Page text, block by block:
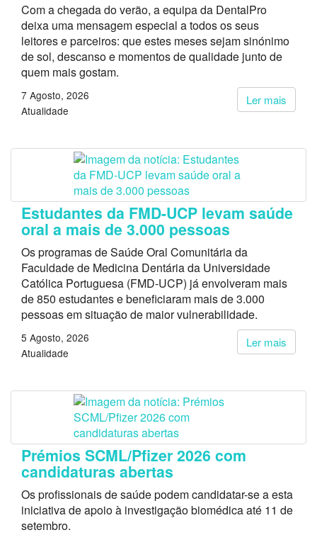
Com a chegada do verão, a equipa da DentalPro
deixa uma mensagem especial a todos os seus
leitores e parceiros: que estes meses sejam sinónimo
de sol, descanso e momentos de qualidade junto de
quem mais gostam.
Ler mais
7 Agosto, 2026
Atualidade
Estudantes da FMD-UCP levam saúde
oral a mais de 3.000 pessoas
Os programas de Saúde Oral Comunitária da
Faculdade de Medicina Dentária da Universidade
Católica Portuguesa (FMD-UCP) já envolveram mais
de 850 estudantes e beneficiaram mais de 3.000
pessoas em situação de maior vulnerabilidade.
Ler mais
5 Agosto, 2026
Atualidade
Prémios SCML/Pfizer 2026 com
candidaturas abertas
Os profissionais de saúde podem candidatar-se a esta
iniciativa de apoio à investigação biomédica até 11 de
setembro.